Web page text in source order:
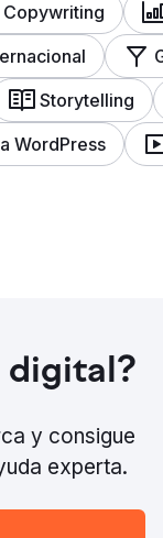
Copywriting
Storytelling
WordPress
digital?
y consigue
experta.